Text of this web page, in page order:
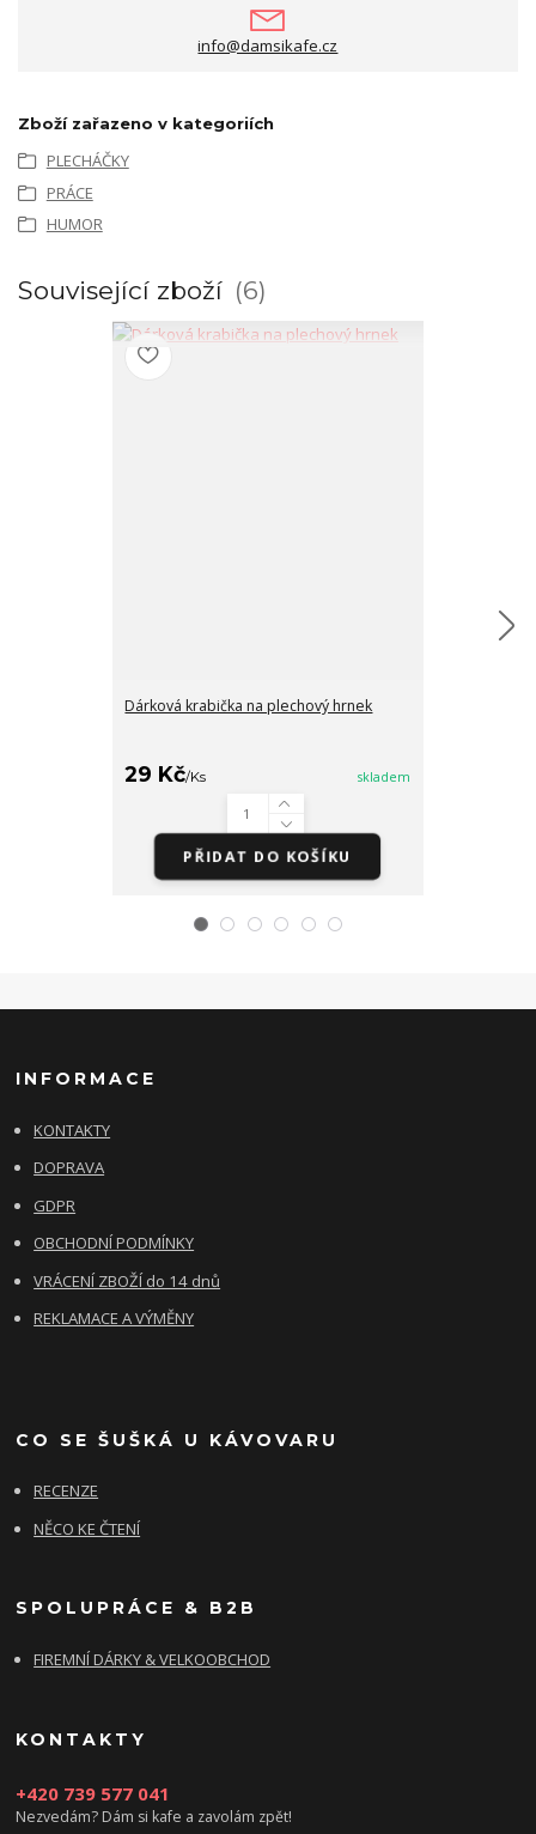
info@damsikafe.cz
Zboží zařazeno v kategoriích
PLECHÁČKY
PRÁCE
HUMOR
Související zboží 6
Dárková krabička na plechový hrnek
29 Kč/Ks skladem
PŘIDAT DO KOŠÍKU
INFORMACE
KONTAKTY
DOPRAVA
GDPR
OBCHODNÍ PODMÍNKY
VRÁCENÍ ZBOŽÍ do 14 dnů
REKLAMACE A VÝMĚNY
CO SE ŠUŠKÁ U KÁVOVARU
RECENZE
NĚCO KE ČTENÍ
SPOLUPRÁCE & B2B
FIREMNÍ DÁRKY & VELKOOBCHOD
KONTAKTY
+420 739 577 041
Nezvedám? Dám si kafe a zavolám zpět!